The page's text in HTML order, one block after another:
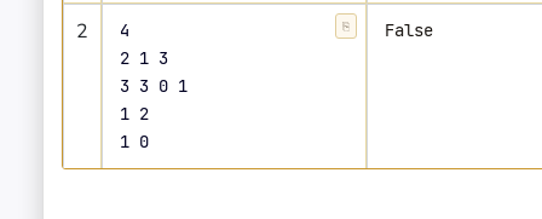
2
4
2 1 3
3 3 0 1
1 2
⎘ Копировать